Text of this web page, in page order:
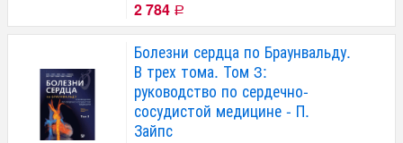
2 784 Р
Болезни сердца по Браунвальду.
В трех тома. Том 3:
руководство по сердечно-
сосудистой медицине - П.
Зайпс